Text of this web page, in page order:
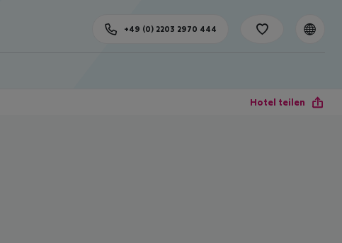
+49 (0) 2203 2970 444
Hotel teilen